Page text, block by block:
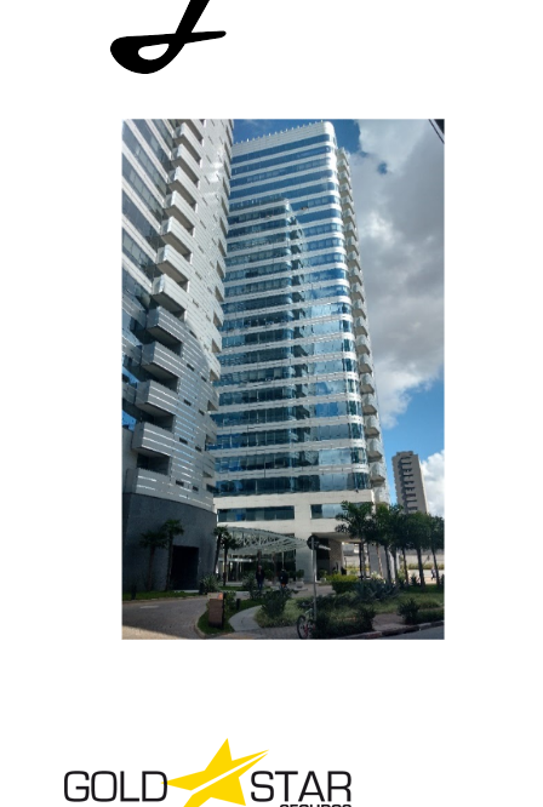
Escritório de Advocacia Cleary
Gottlieb Steen & Hamilton